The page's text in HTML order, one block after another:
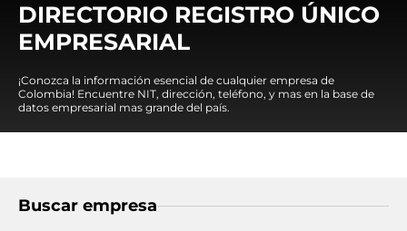
DIRECTORIO REGISTRO ÚNICO
EMPRESARIAL
¡Conozca la información esencial de cualquier empresa de
Colombia! Encuentre NIT, dirección, teléfono, y mas en la base de
datos empresarial mas grande del país.
Buscar empresa